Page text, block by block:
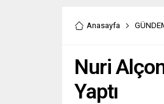
Anasayfa
Nuri
Yaptı